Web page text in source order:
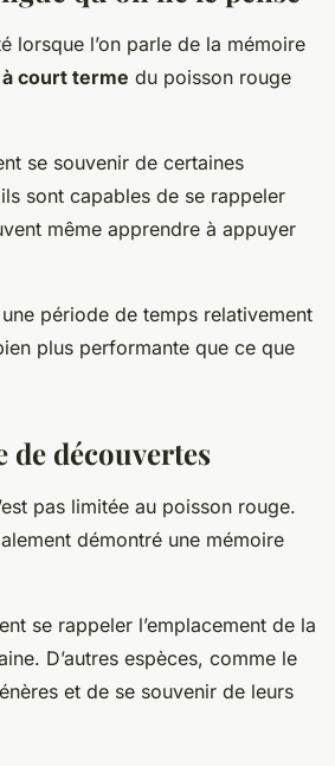
lorsque l’on parle de la mémoire
court terme du poisson rouge
se souvenir de certaines
sont capables de se rappeler
même apprendre à appuyer
période de temps relativement
plus performante que ce que
de découvertes
pas limitée au poisson rouge.
démontré une mémoire
se rappeler l’emplacement de la
D’autres espèces, comme le
et de se souvenir de leurs